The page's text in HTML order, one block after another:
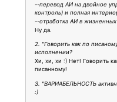
--перевод АИ на двойное
контроль) и полная
--отработка АИ в жизненных
Ну да.
2. "Говорить как по
исполнении?
Хи, хи, хи :) Нет! Говорить
писанному!
3. "ВАРИАБЕЛЬНОСТЬ
:)